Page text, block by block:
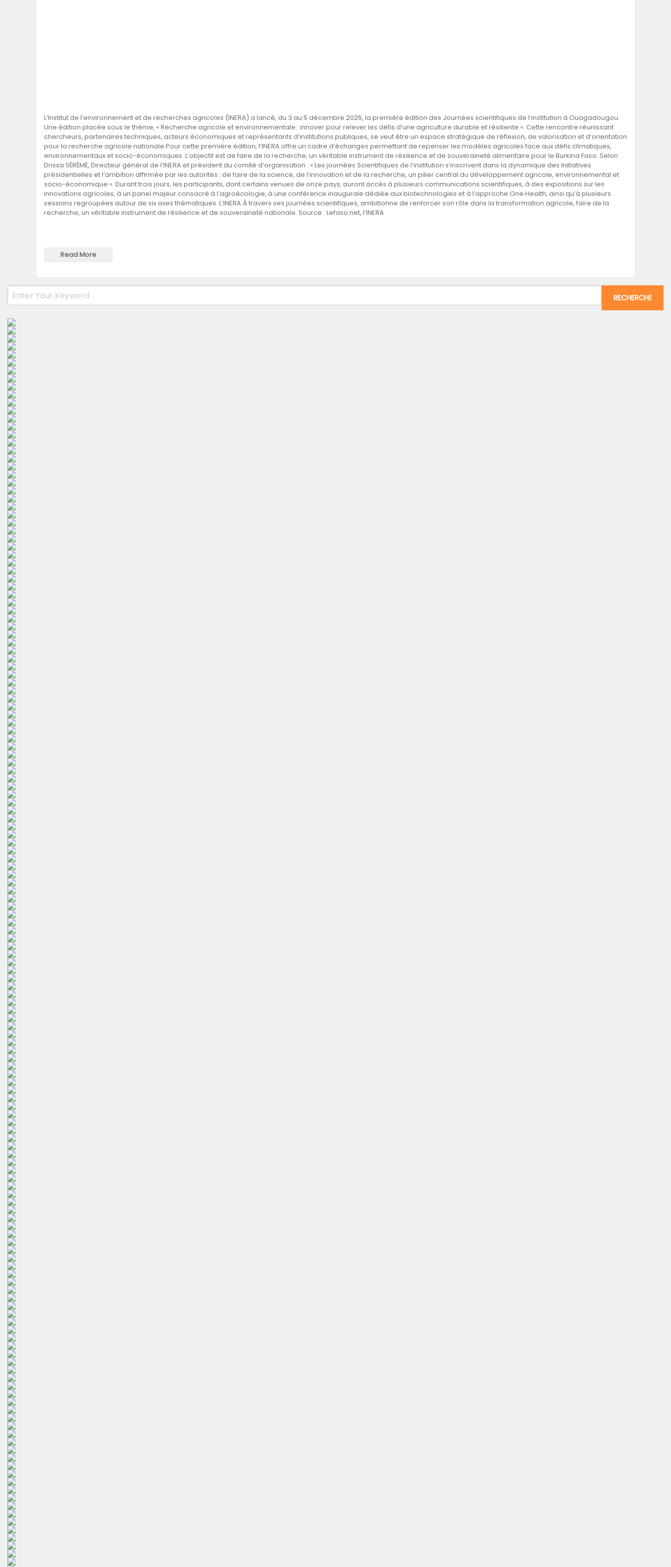
L’Institut de l’environnement et de recherches agricoles (INERA) a lancé, du 3 au 5 décembre 2025, la première édition des Journées scientifiques de l’institution à Ouagadougou.
Une édition placée sous le thème, « Recherche agricole et environnementale : innover pour relever les défis d’une agriculture durable et résiliente ». Cette rencontre réunissant
chercheurs, partenaires techniques, acteurs économiques et représentants d’institutions publiques, se veut être un espace stratégique de réflexion, de valorisation et d’orientation
pour la recherche agricole nationale.Pour cette première édition, l’INERA offre un cadre d’échanges permettant de repenser les modèles agricoles face aux défis climatiques,
environnementaux et socio-économiques. L’objectif est de faire de la recherche, un véritable instrument de résilience et de souveraineté alimentaire pour le Burkina Faso. Selon
Drissa SÉRÉMÉ, Directeur général de l’INERA et président du comité d’organisation : « Les journées Scientifiques de l’institution s’inscrivent dans la dynamique des Initiatives
présidentielles et l’ambition affirmée par les autorités : de faire de la science, de l’innovation et de la recherche, un pilier central du développement agricole, environnemental et
socio-économique ». Durant trois jours, les participants, dont certains venues de onze pays, auront accès à plusieurs communications scientifiques, à des expositions sur les
innovations agricoles, à un panel majeur consacré à l’agroécologie, à une conférence inaugurale dédiée aux biotechnologies et à l’approche One Health, ainsi qu’à plusieurs
sessions regroupées autour de six axes thématiques. L’INERA À travers ses journées scientifiques, ambitionne de renforcer son rôle dans la transformation agricole, faire de la
recherche, un véritable instrument de résilience et de souveraineté nationale. ‎Source : Lefaso.net, l’INERA
Read More